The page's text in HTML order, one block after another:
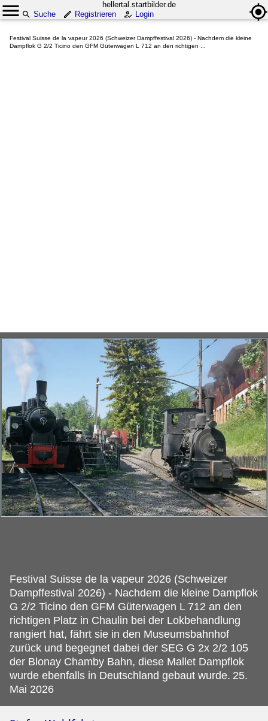
hellertal.startbilder.de
Suche
Registrieren Login
Festival Suisse de la vapeur 2026 (Schweizer Dampffestival 2026) - Nachdem die kleine
Dampflok G 2/2 Ticino den GFM Güterwagen L 712 an den richtigen ...
Festival Suisse de la vapeur 2026 (Schweizer
Dampffestival 2026) - Nachdem die kleine Dampflok
G 2/2 Ticino den GFM Güterwagen L 712 an den
richtigen Platz in Chaulin bei der Lokbehandlung
rangiert hat, fährt sie in den Museumsbahnhof
zurück und begegnet dabei der SEG G 2x 2/2 105
der Blonay Chamby Bahn, diese Mallet Dampflok
wurde ebenfalls in Deutschland gebaut wurde. 25.
Mai 2026